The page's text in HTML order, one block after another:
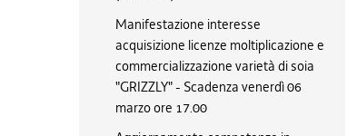
Manifestazione interesse
acquisizione licenze moltiplicazione e
commercializzazione varietà di soia
"GRIZZLY" - Scadenza venerdì 06
marzo ore 17.00